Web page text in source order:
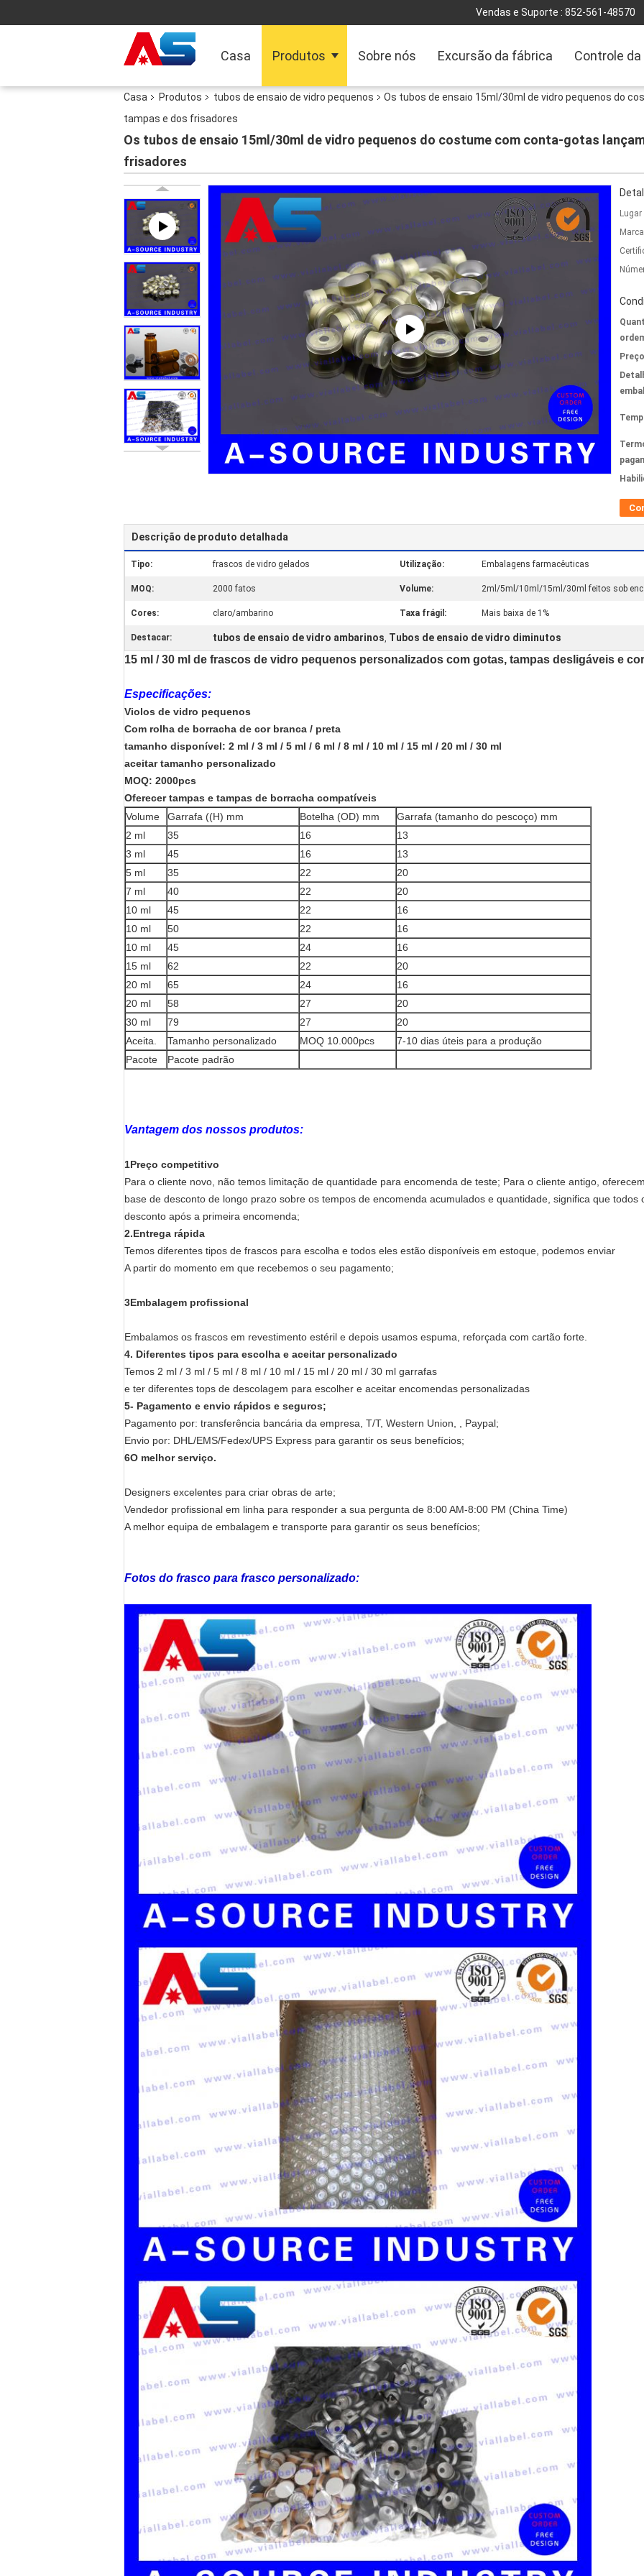
Vendas e Suporte : 852-561-48570
Casa Produtos Sobre nós Excursão da fábrica Controle
Casa Produtos tubos de ensaio de vidro pequenos
Os tubos de ensaio 15ml/30ml de vidro pequenos do
tampas e dos frisadores
Os tubos de ensaio 15ml/30ml de vidro pequenos do costume com conta-gotas
frisadores
Descrição de produto detalhada
Tipo: frascos de vidro gelados Utilização: Embalagens farmacêuticas
MOQ: 2000 fatos Volume: 2ml/5ml/10ml/15ml/30ml feitos sob
Cores: claro/ambarino Taxa frágil: Mais baixa de 1%
Destacar: tubos de ensaio de vidro ambarinos, Tubos de ensaio de vidro diminutos
15 ml / 30 ml de frascos de vidro pequenos personalizados com gotas, tampas desligáveis e
Especificações:
Violos de vidro pequenos
Com rolha de borracha de cor branca / preta
tamanho disponível: 2 ml / 3 ml / 5 ml / 6 ml / 8 ml / 10 ml / 15 ml / 20 ml / 30 ml
aceitar tamanho personalizado
MOQ: 2000pcs
Oferecer tampas e tampas de borracha compatíveis
Volume
Garrafa ((H) mm Botelha (OD) mm
Garrafa (tamanho do pescoço) mm
2 ml
35 16
13
3 ml
45 16
13
5 ml
35 22
20
7 ml
40 22
20
10 ml
45 22
16
10 ml
50 22
16
10 ml
45 24
16
15 ml
62 22
20
20 ml
65 24
16
20 ml
58 27
20
30 ml
79 27
20
Aceita.
Tamanho personalizado MOQ 10.000pcs
7-10 dias úteis para a produção
Pacote
Pacote padrão
Vantagem dos nossos produtos:
1Preço competitivo
Para o cliente novo, não temos limitação de quantidade para encomenda de teste; Para o cliente antigo,
base de desconto de longo prazo sobre os tempos de encomenda acumulados e quantidade, significa que todos
desconto após a primeira encomenda;
2.Entrega rápida
Temos diferentes tipos de frascos para escolha e todos eles estão disponíveis em estoque, podemos enviar
A partir do momento em que recebemos o seu pagamento;
3Embalagem profissional
Embalamos os frascos em revestimento estéril e depois usamos espuma, reforçada com cartão forte.
4. Diferentes tipos para escolha e aceitar personalizado
Temos 2 ml / 3 ml / 5 ml / 8 ml / 10 ml / 15 ml / 20 ml / 30 ml garrafas
e ter diferentes tops de descolagem para escolher e aceitar encomendas personalizadas
5- Pagamento e envio rápidos e seguros;
Pagamento por: transferência bancária da empresa, T/T, Western Union, , Paypal;
Envio por: DHL/EMS/Fedex/UPS Express para garantir os seus benefícios;
6O melhor serviço.
Designers excelentes para criar obras de arte;
Vendedor profissional em linha para responder a sua pergunta de 8:00 AM-8:00 PM (China Time)
A melhor equipa de embalagem e transporte para garantir os seus benefícios;
Fotos do frasco para frasco personalizado: